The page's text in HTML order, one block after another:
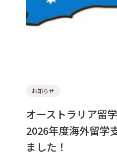
お知らせ
オーストラリア留
2026年度海外留学
ました！